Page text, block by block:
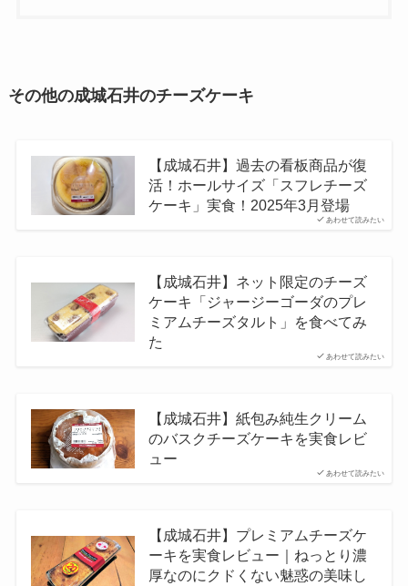
その他の成城石井のチーズケーキ
あわせて読みたい
【成城石井】過去の看板商品が復
活！ホールサイズ「スフレチーズ
ケーキ」実食！2025年3月登場
あわせて読みたい
【成城石井】ネット限定のチーズ
ケーキ「ジャージーゴーダのプレ
ミアムチーズタルト」を食べてみ
た
あわせて読みたい
【成城石井】紙包み純生クリーム
のバスクチーズケーキを実食レビ
ュー
【成城石井】プレミアムチーズケ
ーキを実食レビュー｜ねっとり濃
厚なのにクドくない魅惑の美味し